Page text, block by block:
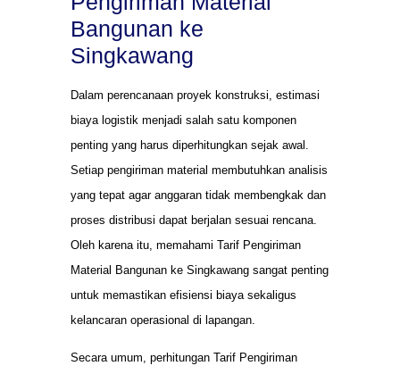
Bangunan ke
Singkawang
Dalam perencanaan proyek konstruksi, estimasi
biaya logistik menjadi salah satu komponen
penting yang harus diperhitungkan sejak awal.
Setiap pengiriman material membutuhkan analisis
yang tepat agar anggaran tidak membengkak dan
proses distribusi dapat berjalan sesuai rencana.
Oleh karena itu, memahami Tarif Pengiriman
Material Bangunan ke Singkawang sangat penting
untuk memastikan efisiensi biaya sekaligus
kelancaran operasional di lapangan.
Secara umum, perhitungan Tarif Pengiriman